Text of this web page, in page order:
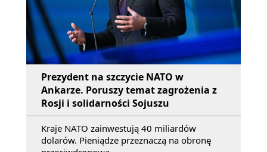
Prezydent na szczycie NATO w
Ankarze. Poruszy temat zagrożenia z
Rosji i solidarności Sojuszu
Kraje NATO zainwestują 40 miliardów
dolarów. Pieniądze przeznaczą na obronę